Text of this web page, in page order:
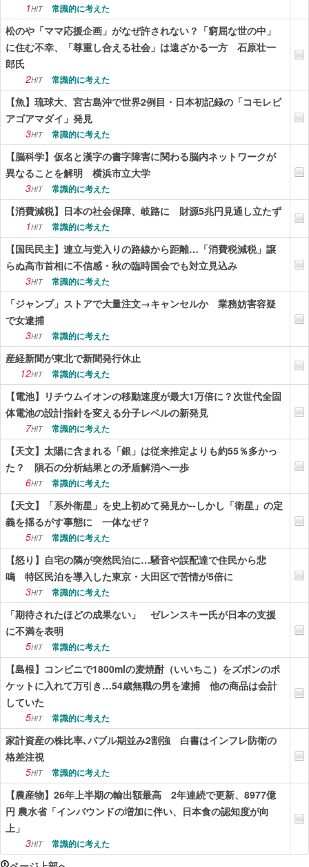
1HIT 常識的に考えた
松のや「ママ応援企画」がなぜ許されない？「窮屈な世の中」
に住む不幸、「尊重し合える社会」は遠ざかる一方 石原壮一
郎氏
2HIT 常識的に考えた
【魚】琉球大、宮古島沖で世界2例目・日本初記録の「コモレビ
アゴアマダイ」発見
3HIT 常識的に考えた
【脳科学】仮名と漢字の書字障害に関わる脳内ネットワークが
異なることを解明 横浜市立大学
3HIT 常識的に考えた
【消費減税】日本の社会保障、岐路に 財源5兆円見通し立たず
1HIT 常識的に考えた
【国民民主】連立与党入りの路線から距離…「消費税減税」譲
らぬ高市首相に不信感・秋の臨時国会でも対立見込み
3HIT 常識的に考えた
「ジャンプ」ストアで大量注文→キャンセルか 業務妨害容疑
で女逮捕
3HIT 常識的に考えた
産経新聞が東北で新聞発行休止
12HIT 常識的に考えた
【電池】リチウムイオンの移動速度が最大1万倍に？次世代全固
体電池の設計指針を変える分子レベルの新発見
7HIT 常識的に考えた
【天文】太陽に含まれる「銀」は従来推定よりも約55％多かっ
た？ 隕石の分析結果との矛盾解消へ一歩
6HIT 常識的に考えた
【天文】「系外衛星」を史上初めて発見か--しかし「衛星」の定
義を揺るがす事態に 一体なぜ？
5HIT 常識的に考えた
【怒り】自宅の隣が突然民泊に…騒音や誤配達で住民から悲
鳴 特区民泊を導入した東京・大田区で苦情が5倍に
3HIT 常識的に考えた
「期待されたほどの成果ない」 ゼレンスキー氏が日本の支援
に不満を表明
5HIT 常識的に考えた
【島根】コンビニで1800mlの麦焼酎（いいちこ）をズボンのポ
ケットに入れて万引き…54歳無職の男を逮捕 他の商品は会計
していた
5HIT 常識的に考えた
家計資産の株比率､バブル期並み2割強 白書はインフレ防衛の
格差注視
5HIT 常識的に考えた
【農産物】26年上半期の輸出額最高 2年連続で更新、8977億
円 農水省「インバウンドの増加に伴い、日本食の認知度が向
上」
3HIT 常識的に考えた